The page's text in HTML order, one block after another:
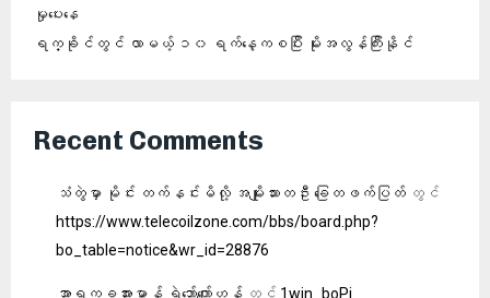
မှုပေးနေ
ရက္ခိုင်တွင် လာမယ့် ၁၀ ရက်နေ့ကစပြီး မိုးအလွန်ကြီးနိုင်
Recent Comments
သံတွဲမှာ မိုင်း တက်နင်းမိလို့ အမျိုးသားတဦး ခြေတဖက်ပြတ် တွင်
https://www.telecoilzone.com/bbs/board.php?
bo_table=notice&wr_id=28876
အာရက္ခအားမာန် ရဲဘော်ကျော်ဟန် တွင် 1win_boPi